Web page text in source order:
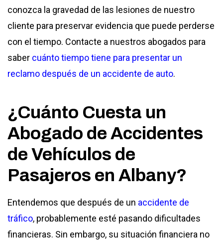
conozca la gravedad de las lesiones de nuestro
cliente para preservar evidencia que puede perderse
con el tiempo. Contacte a nuestros abogados para
saber cuánto tiempo tiene para presentar un
reclamo después de un accidente de auto.
¿Cuánto Cuesta un
Abogado de Accidentes
de Vehículos de
Pasajeros en Albany?
Entendemos que después de un accidente de
tráfico, probablemente esté pasando dificultades
financieras. Sin embargo, su situación financiera no